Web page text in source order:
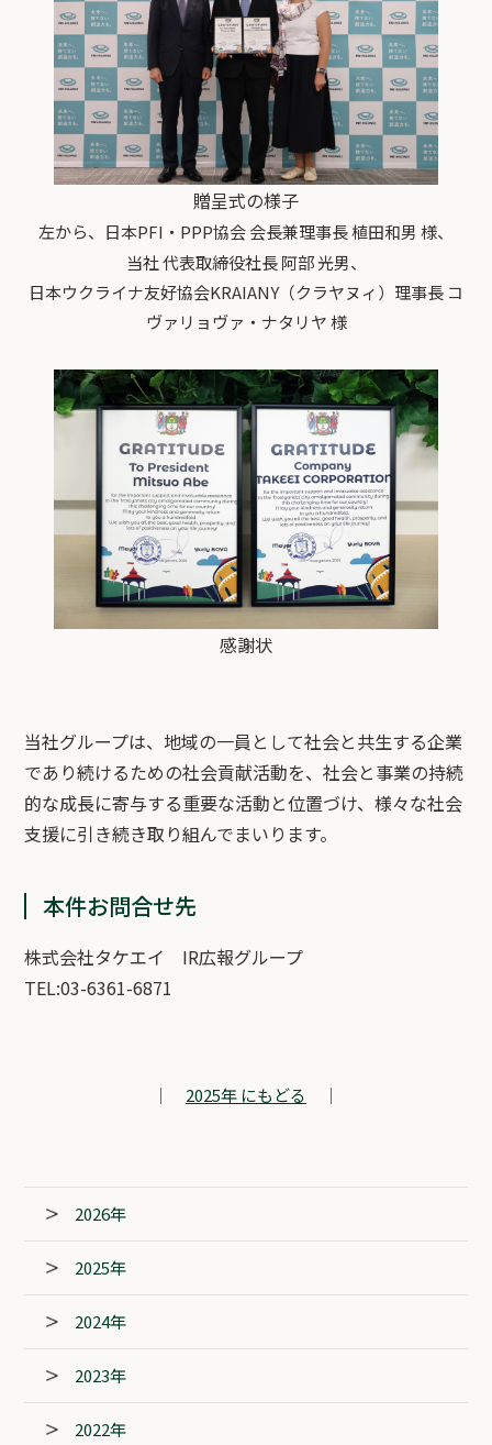
贈呈式の様子
左から、日本PFI・PPP協会 会長兼理事長 植田和男 様、
当社 代表取締役社長 阿部 光男、
日本ウクライナ友好協会KRAIANY（クラヤヌィ）理事長 コ
ヴァリョヴァ・ナタリヤ 様
感謝状
当社グループは、地域の一員として社会と共生する企業
であり続けるための社会貢献活動を、社会と事業の持続
的な成長に寄与する重要な活動と位置づけ、様々な社会
支援に引き続き取り組んでまいります。
本件お問合せ先
株式会社タケエイ IR広報グループ
TEL:03-6361-6871
｜ 2025年 にもどる ｜
2026年
2025年
2024年
2023年
2022年